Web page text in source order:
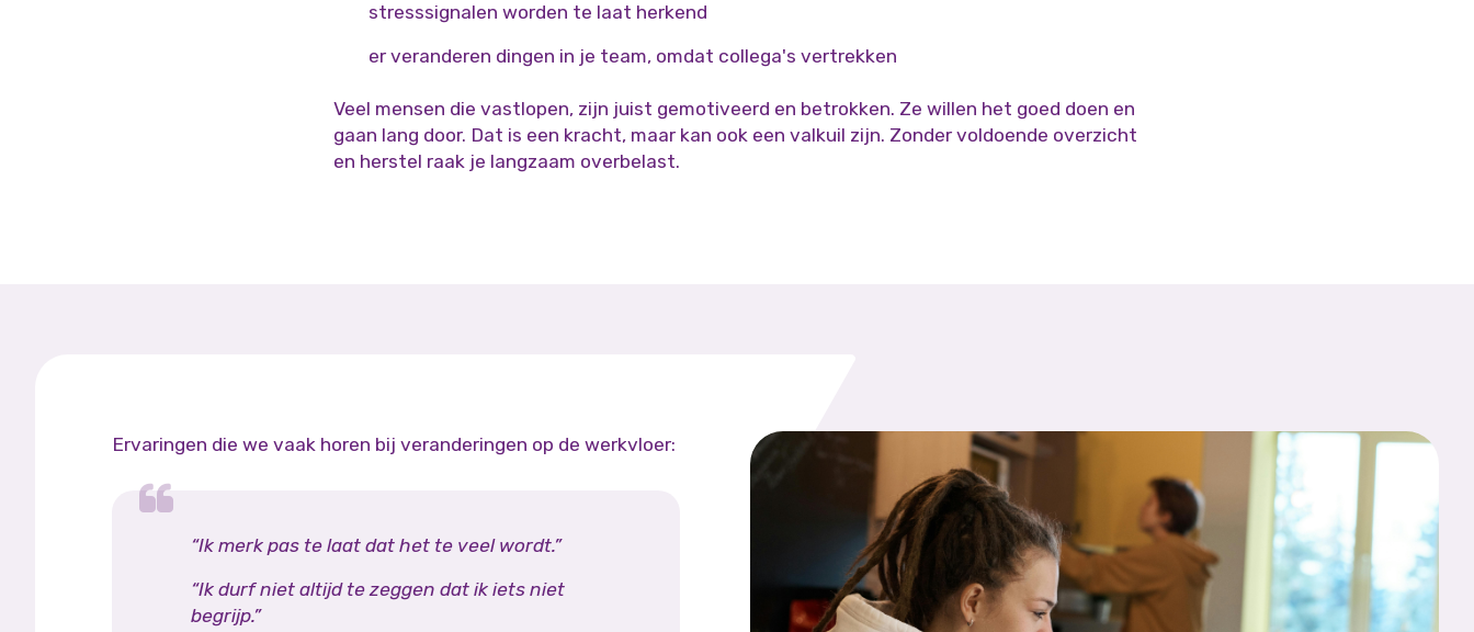
stresssignalen worden te laat herkend
er veranderen dingen in je team, omdat collega's vertrekken
Veel mensen die vastlopen, zijn juist gemotiveerd en betrokken. Ze willen het goed doen en
gaan lang door. Dat is een kracht, maar kan ook een valkuil zijn. Zonder voldoende overzicht
en herstel raak je langzaam overbelast.
Ervaringen die we vaak horen bij veranderingen op de werkvloer:
“Ik merk pas te laat dat het te veel wordt.”
“Ik durf niet altijd te zeggen dat ik iets niet
begrijp.”